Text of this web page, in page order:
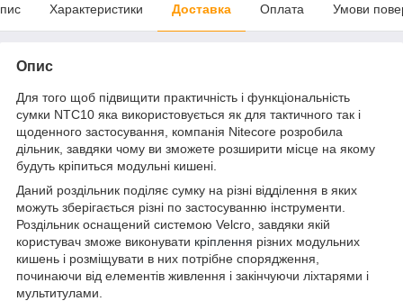
Характеристики Доставка Оплата Умови
Опис
Для того щоб підвищити практичність і функціональність
сумки NTC10 яка використовується як для тактичного так і
щоденного застосування, компанія Nitecore розробила
дільник, завдяки чому ви зможете розширити місце на якому
будуть кріпиться модульні кишені.
Даний роздільник поділяє сумку на різні відділення в яких
можуть зберігається різні по застосуванню інструменти.
Роздільник оснащений системою Velcro, завдяки якій
користувач зможе виконувати кріплення різних модульних
кишень і розміщувати в них потрібне спорядження,
починаючи від елементів живлення і закінчуючи ліхтарями і
мультитулами.